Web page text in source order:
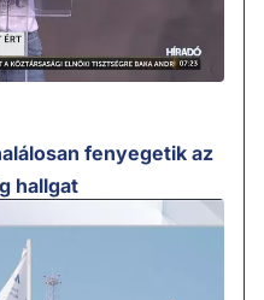
fenyegetik az
hallgat